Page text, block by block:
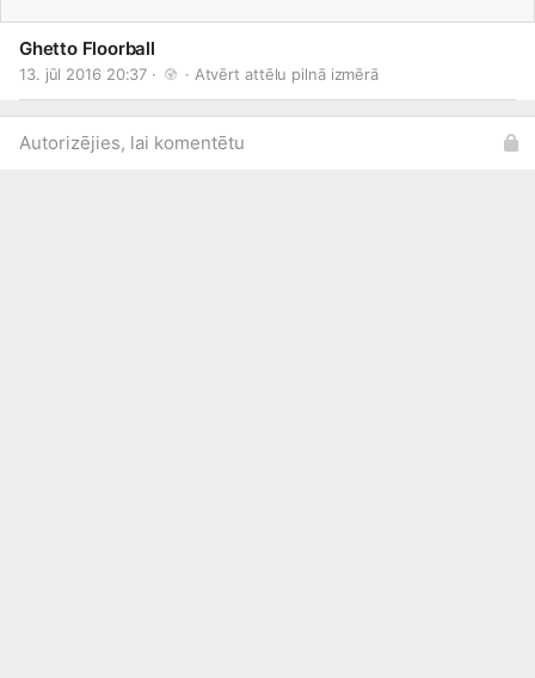
Ghetto Floorball
13. jūl 2016 20:37 · · Atvērt attēlu pilnā izmērā
Autorizējies, lai komentētu